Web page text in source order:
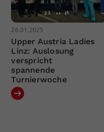
26.01.2025
Upper Austria Ladies
Linz: Auslosung
verspricht
spannende
Turnierwoche